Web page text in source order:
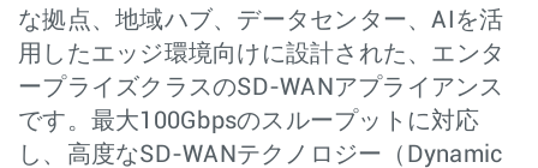
な拠点、地域ハブ、データセンター、AIを活
用したエッジ環境向けに設計された、エンタ
ープライズクラスのSD-WANアプライアンス
です。最大100Gbpsのスループットに対応
し、高度なSD-WANテクノロジー（Dynamic